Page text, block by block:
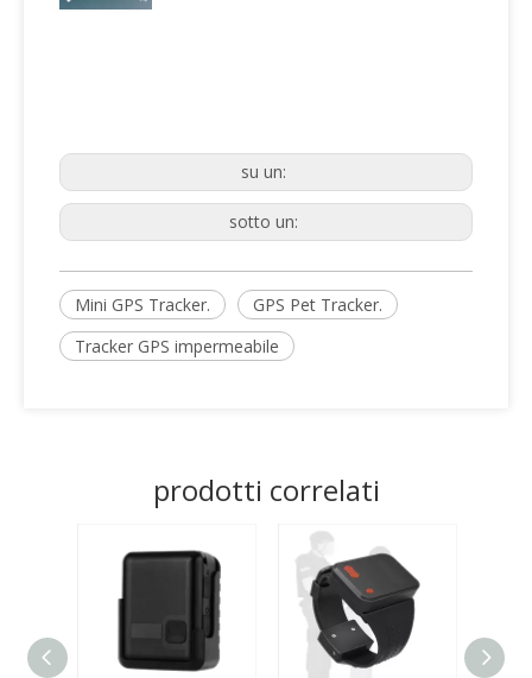
su un:
sotto un:
Mini GPS Tracker.
GPS Pet Tracker.
Tracker GPS impermeabile
prodotti correlati